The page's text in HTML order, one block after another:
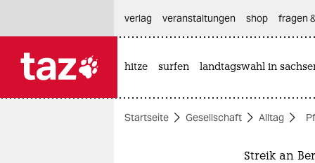
themen
verlag
veranstaltungen shop fragen
hitze surfen landtagswahl in
Startseite Gesellschaft Alltag
Streik an